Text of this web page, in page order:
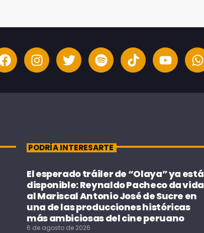
PODRÍA INTERESARTE
El esperado tráiler de “Olaya” ya está
disponible: Reynaldo Pacheco da vida
al Mariscal Antonio José de Sucre en
una de las producciones históricas
más ambiciosas del cine peruano
6 de agosto de 2026